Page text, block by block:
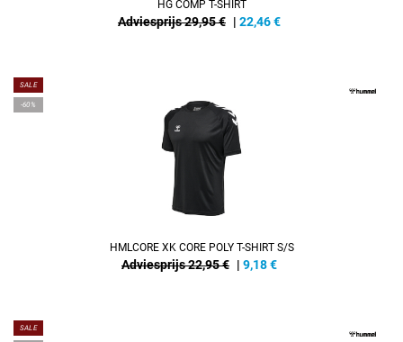
HG COMP T-SHIRT
Adviesprijs 29,95 € | 22,46€
SALE
-60%
HMLCORE XK CORE POLY T-SHIRT S/S
Adviesprijs 22,95 € | 9,18€
SALE